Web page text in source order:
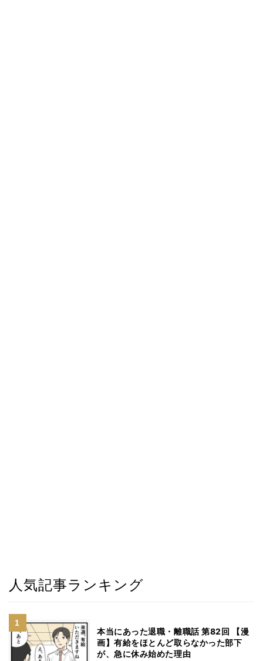
人気記事ランキング
本当にあった退職・離職話 第82回 【漫
画】有給をほとんど取らなかった部下
が、急に休み始めた理由